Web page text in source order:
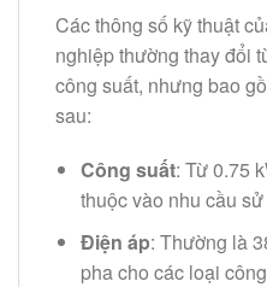
Các thông số kỹ thuật
nghiệp thường thay đổi
công suất, nhưng bao
sau:
Công suất: Từ 0.75
thuộc vào nhu cầu
Điện áp: Thường là
pha cho các loại